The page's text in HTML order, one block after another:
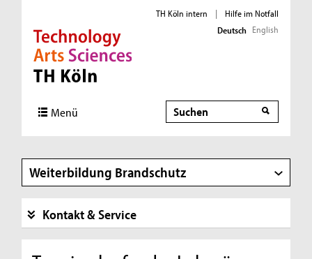
Direkt zur Hauptnavigation
Direkt zur Subnavigation
Direkt zum Inhalt
Direkt zum Fußbereich
TH Köln intern |
Hilfe im Notfall
Deutsch English
Menü Suche
Weiterbildung Brandschutz
Kontakt & Service